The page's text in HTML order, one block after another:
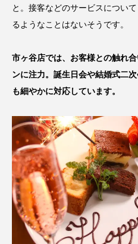
と。接客などのサービスについ
るようなことはないそうです。
市ヶ谷店では、お客様との触れ
ンに注力。誕生日会や結婚式二
も細やかに対応しています。